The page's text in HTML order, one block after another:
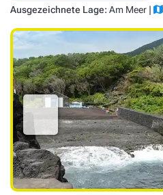
Ausgezeichnete Lage: Am Meer |